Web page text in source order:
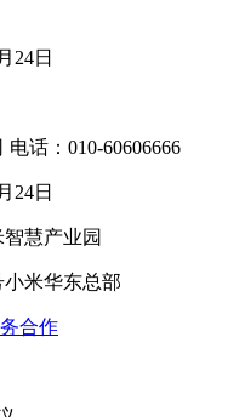
24日
话：010-60606666
24日
慧产业园
米华东总部
合作